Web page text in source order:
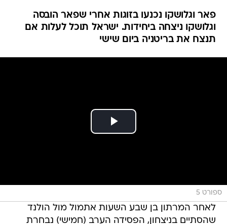
פאר וגלושקו נכנעו בזוגות אחרי שפאר הובסה
וגלושקו ניצחה ביחידות. ישראל תוכל לעלות אם
תנצח את בריטניה ביום שישי
ספורט 5
לאחר המרתון בן שבע השעות אתמול מול הולנד
שהסתיים בניצחון, הפסידה הערב (חמישי) נבחרת